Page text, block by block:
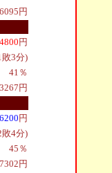
円
円
敗3分)
41％
円
円
敗4分)
45％
円